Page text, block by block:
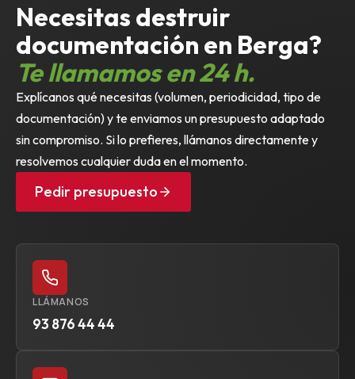
Necesitas destruir
documentación en Berga?
Te llamamos en 24 h.
Explícanos qué necesitas (volumen, periodicidad, tipo de
documentación) y te enviamos un presupuesto adaptado
sin compromiso. Si lo prefieres, llámanos directamente y
resolvemos cualquier duda en el momento.
Pedir presupuesto
LLÁMANOS
93 876 44 44